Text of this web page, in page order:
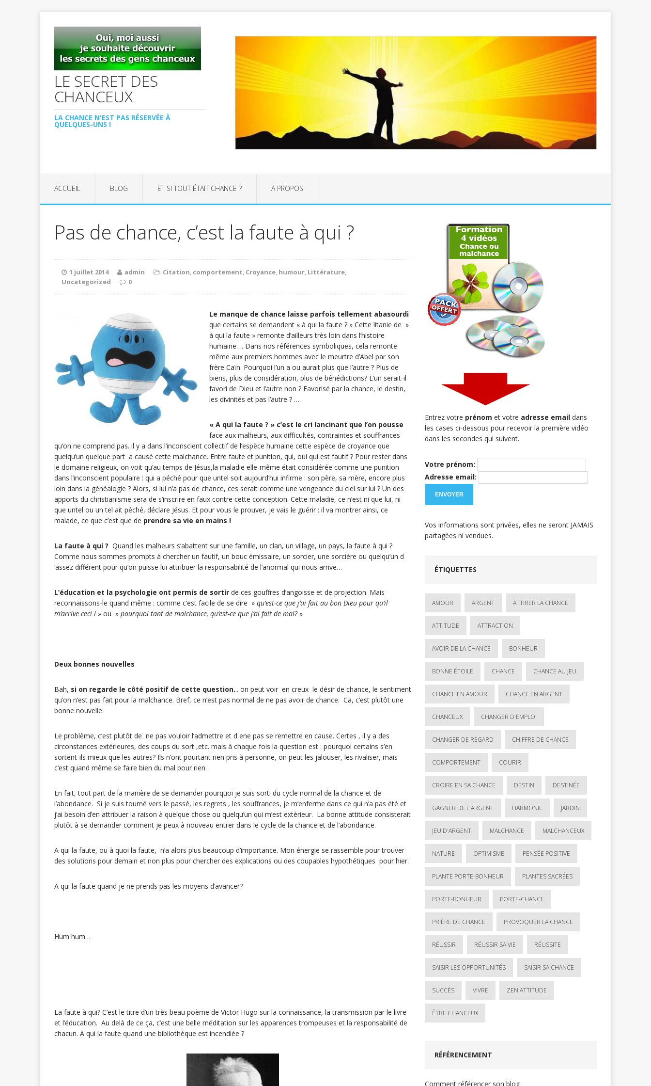
LE SECRET DES
CHANCEUX
LA CHANCE N'EST PAS RÉSERVÉE À
QUELQUES-UNS !
ACCUEIL BLOG ET SI TOUT ÉTAIT CHANCE ? A PROPOS
Pas de chance, c’est la faute à qui ?
1 juillet 2014 admin Citation, comportement, Croyance, humour, Littérature,
Uncategorized
0
Le manque de chance laisse parfois tellement abasourdi
que certains se demandent « à qui la faute ? » Cette litanie de »
à qui la faute » remonte d’ailleurs très loin dans l’histoire
humaine…. Dans nos références symboliques, cela remonte
même aux premiers hommes avec le meurtre d’Abel par son
frère Caïn. Pourquoi l’un a ou aurait plus que l’autre ? Plus de
biens, plus de considération, plus de bénédictions? L’un serait-il
favori de Dieu et l’autre non ? Favorisé par la chance, le destin,
les divinités et pas l’autre ? …
« A qui la faute ? » c’est le cri lancinant que l’on pousse
face aux malheurs, aux difficultés, contraintes et souffrances
qu’on ne comprend pas. il y a dans l’inconscient collectif de l’espèce humaine cette espèce de croyance que
quelqu’un quelque part a causé cette malchance. Entre faute et punition, qui, oui qui est fautif ? Pour rester dans
le domaine religieux, on voit qu’au temps de Jésus,la maladie elle-même était considérée comme une punition
dans l’inconscient populaire : qui a péché pour que untel soit aujourd’hui infirme : son père, sa mère, encore plus
loin dans la généalogie ? Alors, si lui n’a pas de chance, ces serait comme une vengeance du ciel sur lui ? Un des
apports du christianisme sera de s’inscrire en faux contre cette conception. Cette maladie, ce n’est ni que lui, ni
que untel ou un tel ait péché, déclare Jésus. Et pour vous le prouver, je vais le guérir : il va montrer ainsi, ce
malade, ce que c’est que de prendre sa vie en mains !
La faute à qui ? Quand les malheurs s’abattent sur une famille, un clan, un village, un pays, la faute à qui ?
Comme nous sommes prompts à chercher un fautif, un bouc émissaire, un sorcier, une sorcière ou quelqu’un d
‘assez différent pour qu’on puisse lui attribuer la responsabilité de l’anormal qui nous arrive…
L’éducation et la psychologie ont permis de sortir de ces gouffres d’angoisse et de projection. Mais
reconnaissons-le quand même : comme c’est facile de se dire » qu’est-ce que j’ai fait au bon Dieu pour qu’il
m’arrive ceci ! » ou » pourquoi tant de malchance, qu’est-ce que j’ai fait de mal?»
Deux bonnes nouvelles
Bah, si on regarde le côté positif de cette question... on peut voir en creux le désir de chance, le sentiment
qu’on n’est pas fait pour la malchance. Bref, ce n’est pas normal de ne pas avoir de chance. Ca, c’est plutôt une
bonne nouvelle.
Le problème, c’est plutôt de ne pas vouloir l’admettre et d ene pas se remettre en cause. Certes , il y a des
circonstances extérieures, des coups du sort ,etc. mais à chaque fois la question est : pourquoi certains s’en
sortent-ils mieux que les autres? Ils n’ont pourtant rien pris à personne, on peut les jalouser, les rivaliser, mais
c’est quand même se faire bien du mal pour rien.
En fait, tout part de la manière de se demander pourquoi je suis sorti du cycle normal de la chance et de
l’abondance. Si je suis tourné vers le passé, les regrets , les souffrances, je m’enferme dans ce qui n’a pas été et
j’ai besoin d’en attribuer la raison à quelque chose ou quelqu’un qui m’est extérieur. La bonne attitude consisterait
plutôt à se demander comment je peux à nouveau entrer dans le cycle de la chance et de l’abondance.
A qui la faute, ou à quoi la faute, n’a alors plus beaucoup d’importance. Mon énergie se rassemble pour trouver
des solutions pour demain et non plus pour chercher des explications ou des coupables hypothétiques pour hier.
A qui la faute quand je ne prends pas les moyens d’avancer?
Hum hum…
La faute à qui? C’est le titre d’un très beau poème de Victor Hugo sur la connaissance, la transmission par le livre
et l’éducation. Au delà de ce ça, c’est une belle méditation sur les apparences trompeuses et la responsabilité de
chacun. A qui la faute quand une bibliothèque est incendiée ?
Entrez votre prénom et votre adresse email dans
les cases ci-dessous pour recevoir la première vidéo
dans les secondes qui suivent.
Votre prénom:
Adresse email:
Vos informations sont privées, elles ne seront JAMAIS
partagées ni vendues.
ÉTIQUETTES
AMOUR ARGENT ATTIRER LA CHANCE
ATTITUDE ATTRACTION
AVOIR DE LA CHANCE BONHEUR
BONNE ÉTOILE CHANCE CHANCE AU JEU
CHANCE EN AMOUR CHANCE EN ARGENT
CHANCEUX CHANGER D'EMPLOI
CHANGER DE REGARD CHIFFRE DE CHANCE
COMPORTEMENT COURIR
CROIRE EN SA CHANCE DESTIN DESTINÉE
GAGNER DE L'ARGENT HARMONIE JARDIN
JEU D'ARGENT MALCHANCE MALCHANCEUX
NATURE OPTIMISME PENSÉE POSITIVE
PLANTE PORTE-BONHEUR PLANTES SACRÉES
PORTE-BONHEUR PORTE-CHANCE
PRIÈRE DE CHANCE PROVOQUER LA CHANCE
RÉUSSIR RÉUSSIR SA VIE RÉUSSITE
SAISIR LES OPPORTUNITÉS SAISIR SA CHANCE
SUCCÈS VIVRE ZEN ATTITUDE
ÊTRE CHANCEUX
RÉFÉRENCEMENT
Comment référencer son blog